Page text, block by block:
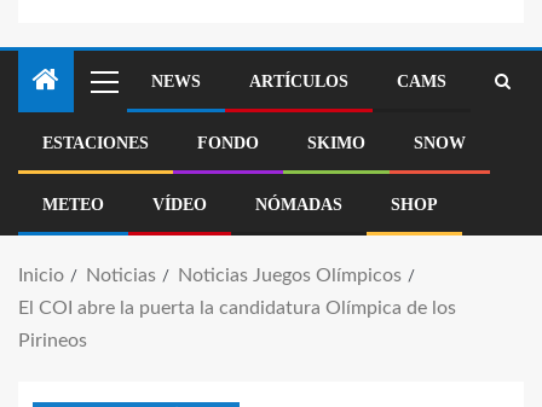
NEWS ARTÍCULOS CAMS
ESTACIONES FONDO SKIMO SNOW
METEO VÍDEO NÓMADAS SHOP
Inicio Noticias
Noticias Juegos Olímpicos
El COI abre la puerta la candidatura Olímpica de los
Pirineos